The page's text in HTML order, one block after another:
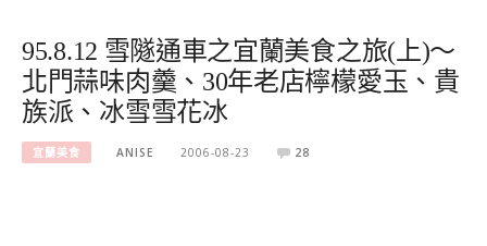
95.8.12 雪隧通車之宜蘭美食之旅(上)～
北門蒜味肉羹、30年老店檸檬愛玉、貴
族派、冰雪雪花冰
宜蘭美食 ANISE 2006-08-23 28